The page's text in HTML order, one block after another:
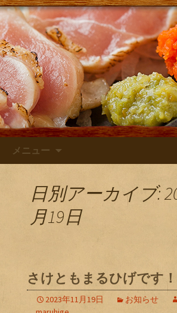
さけともまるひげ
大阪・庄内にある居酒
るひげ」の店主が主に
やお店のお知らせを発
す！
メニュー
日別アーカイブ:
月19日
さけともまるひげです！
2023年11月19日 お知らせ